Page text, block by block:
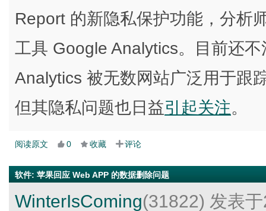
Report 的新隐私保护功能，分析
工具 Google Analytics。目前还
Analytics 被无数网站广泛用于跟
但其隐私问题也日益引起关注。
阅读原文 0 收藏 评论
软件: 苹果回应 Web APP 的数据删除问题
WinterIsComing(31822) 发表